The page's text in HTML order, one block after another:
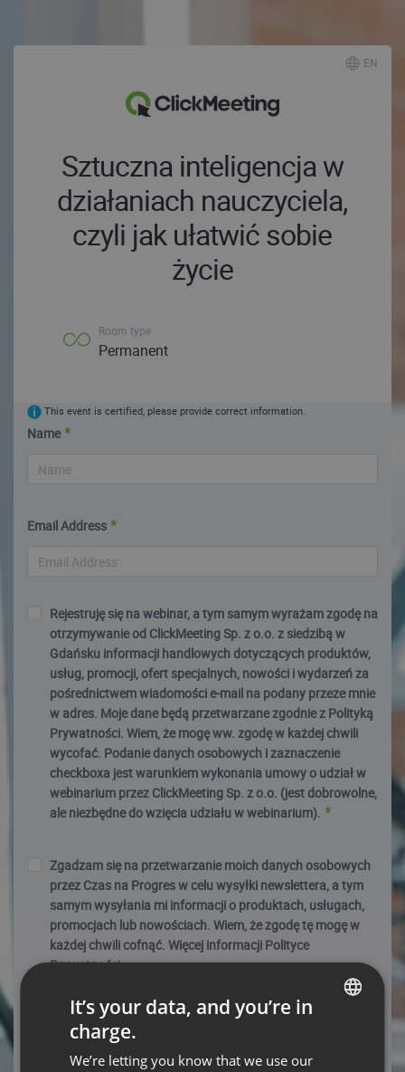
EN
Sztuczna inteligencja w
działaniach nauczyciela,
czyli jak ułatwić sobie
życie
Room type
Permanent
This event is certified, please provide correct information.
Name
Email Address
Rejestruję się na webinar, a tym samym wyrażam zgodę na
otrzymywanie od ClickMeeting Sp. z o.o. z siedzibą w
Gdańsku informacji handlowych dotyczących produktów,
usług, promocji, ofert specjalnych, nowości i wydarzeń za
pośrednictwem wiadomości e-mail na podany przeze mnie
w adres. Moje dane będą przetwarzane zgodnie z Polityką
Prywatności. Wiem, że mogę ww. zgodę w każdej chwili
wycofać. Podanie danych osobowych i zaznaczenie
checkboxa jest warunkiem wykonania umowy o udział w
webinarium przez ClickMeeting Sp. z o.o. (jest dobrowolne,
ale niezbędne do wzięcia udziału w webinarium).
Zgadzam się na przetwarzanie moich danych osobowych
przez Czas na Progres w celu wysyłki newslettera, a tym
samym wysyłania mi informacji o produktach, usługach,
promocjach lub nowościach. Wiem, że zgodę tę mogę w
każdej chwili cofnąć. Więcej informacji Polityce
Prywatności.
Polityka Prywatności ClickMeeting
https://clickmeeting.com/pl/legal
FRENCH
It’s your data, and you’re in
charge.
We’re letting you know that we use our